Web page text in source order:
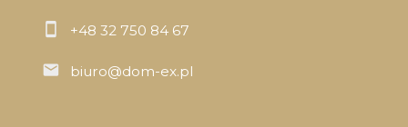
+48 32 750 84 67
biuro@dom-ex.pl